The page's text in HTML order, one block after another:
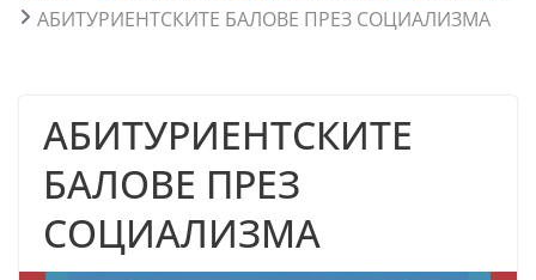
АБИТУРИЕНТСКИТЕ БАЛОВЕ ПРЕЗ СОЦИАЛИЗМА
АБИТУРИЕНТСКИТЕ
БАЛОВЕ ПРЕЗ
СОЦИАЛИЗМА